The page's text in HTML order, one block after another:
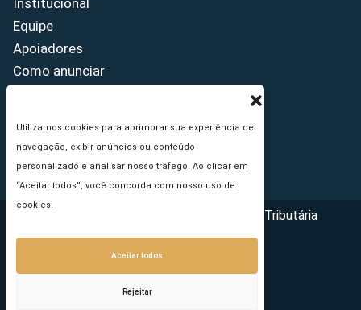
Utilizamos cookies para aprimorar sua experiência de
navegação, exibir anúncios ou conteúdo
personalizado e analisar nosso tráfego. Ao clicar em
“Aceitar todos”, você concorda com nosso uso de
cookies.
Aceitar todos
Rejeitar
Institucional
Equipe
Apoiadores
Como anunciar
Princípios Editoriais
Copyright © 2026 - Portal da Reforma Tributária